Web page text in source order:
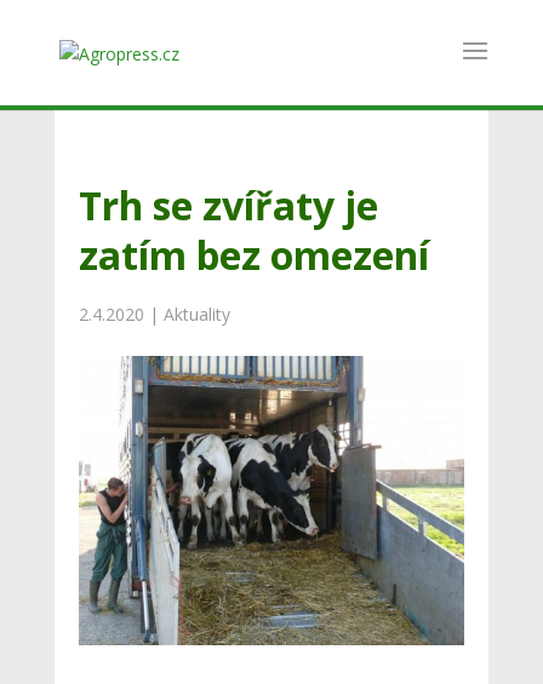
Trh se zvířaty je
zatím bez omezení
2.4.2020 | Aktuality